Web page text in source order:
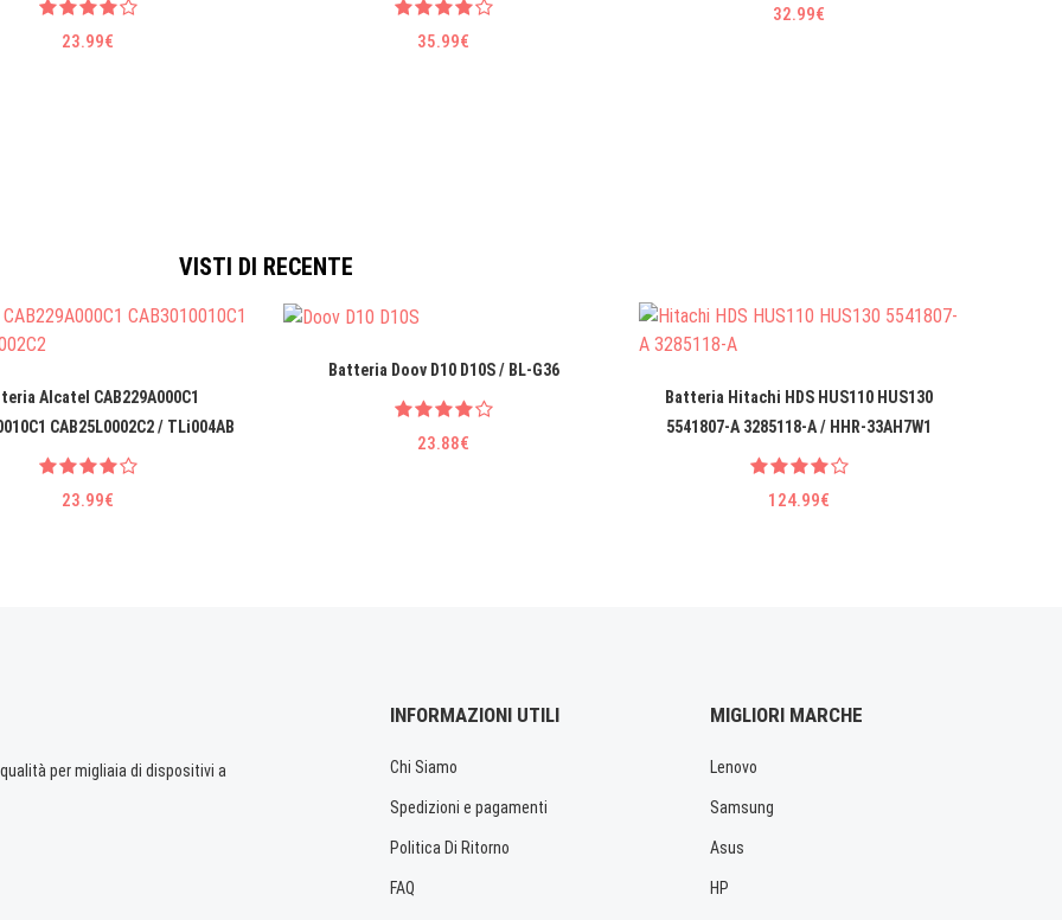
23.99€ 35.99€
32.99€
VISTI DI RECENTE
Alcatel CAB229A000C1
CAB25L0002C2 / TLi004AB
23.99€
Batteria Doov D10 D10S / BL-G36
23.88€
Batteria Hitachi HDS HUS110 HUS130
5541807-A 3285118-A / HHR-33AH7W1
124.99€
per migliaia di dispositivi a
INFORMAZIONI UTILI
Chi Siamo
Spedizioni e pagamenti
Politica Di Ritorno
FAQ
MIGLIORI MARCHE
Lenovo
Samsung
Asus
HP